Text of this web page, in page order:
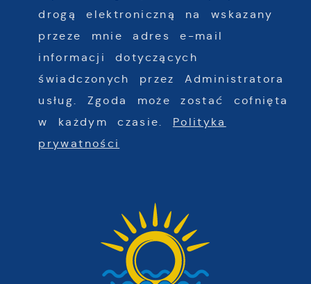
drogą elektroniczną na wskazany
przeze mnie adres e-mail
informacji dotyczących
świadczonych przez Administratora
usług. Zgoda może zostać cofnięta
w każdym czasie. Polityka
prywatności